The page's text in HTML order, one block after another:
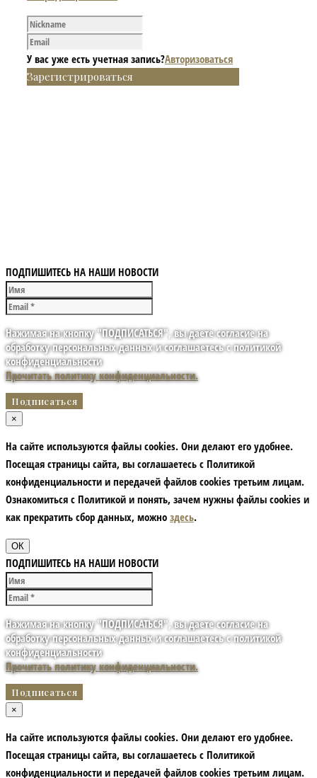
У вас уже есть учетная запись?Авторизоваться
Зарегистрироваться
ПОДПИШИТЕСЬ НА НАШИ НОВОСТИ
Нажимая на кнопку "ПОДПИСАТЬСЯ", вы даете согласие на
обработку персональных данных и соглашаетесь с политикой
конфиденциальности
Прочитать политику конфиденциальности.
×
На сайте используются файлы cookies. Они делают его удобнее.
Посещая страницы сайта, вы соглашаетесь с Политикой
конфиденциальности и передачей файлов cookies третьим лицам.
Ознакомиться с Политикой и понять, зачем нужны файлы сookies и
как прекратить сбор данных, можно здесь.
ОК
ПОДПИШИТЕСЬ НА НАШИ НОВОСТИ
Нажимая на кнопку "ПОДПИСАТЬСЯ", вы даете согласие на
обработку персональных данных и соглашаетесь с политикой
конфиденциальности
Прочитать политику конфиденциальности.
×
На сайте используются файлы cookies. Они делают его удобнее.
Посещая страницы сайта, вы соглашаетесь с Политикой
конфиденциальности и передачей файлов cookies третьим лицам.